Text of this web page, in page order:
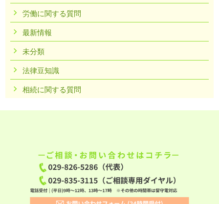
労働に関する質問
最新情報
未分類
法律豆知識
相続に関する質問